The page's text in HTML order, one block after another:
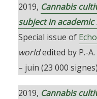
2019, Cannabis
subject in academic
Special issue of
worldedited by P.-A.
– juin (23 000
2019, Cannabis